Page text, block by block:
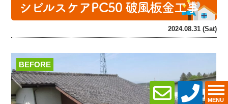
MENU
シビルスケアPC50 破風板金工事
2024.08.31 (Sat)
BEFORE